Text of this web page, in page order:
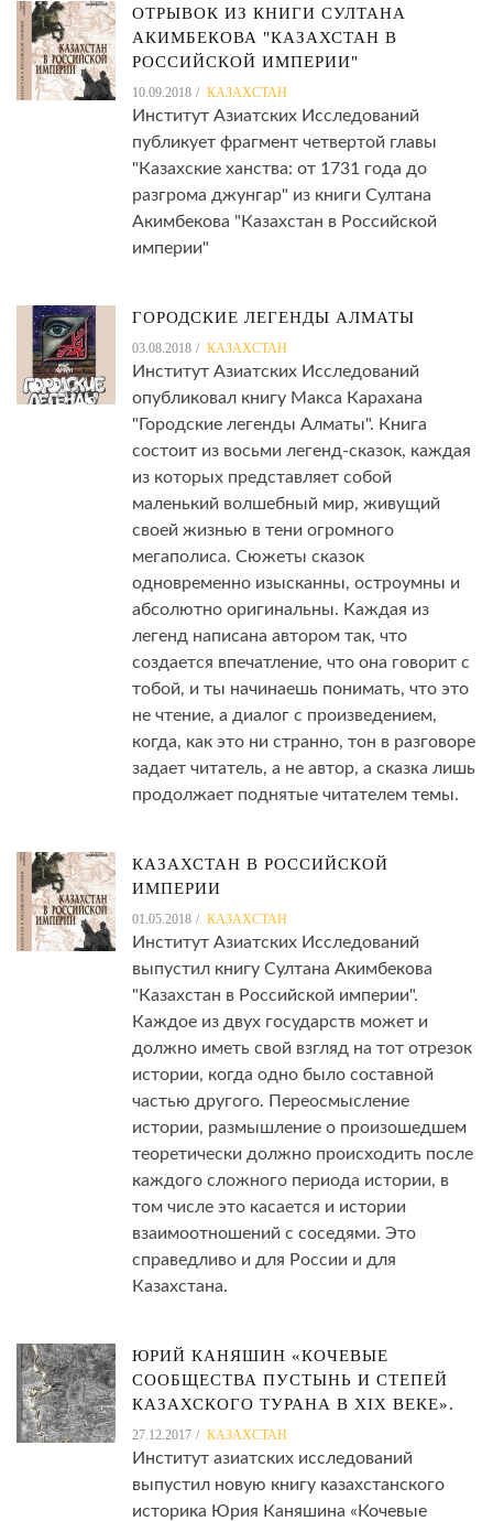
ОТРЫВОК ИЗ КНИГИ СУЛТАНА
АКИМБЕКОВА "КАЗАХСТАН В
РОССИЙСКОЙ ИМПЕРИИ"
10.09.2018 КАЗАХСТАН
Институт Азиатских Исследований
публикует фрагмент четвертой главы
"Казахские ханства: от 1731 года до
разгрома джунгар" из книги Султана
Акимбекова "Казахстан в Российской
империи"
ГОРОДСКИЕ ЛЕГЕНДЫ АЛМАТЫ
03.08.2018 КАЗАХСТАН
Институт Азиатских Исследований
опубликовал книгу Макса Карахана
"Городские легенды Алматы". Книга
состоит из восьми легенд-сказок, каждая
из которых представляет собой
маленький волшебный мир, живущий
своей жизнью в тени огромного
мегаполиса. Сюжеты сказок
одновременно изысканны, остроумны и
абсолютно оригинальны. Каждая из
легенд написана автором так, что
создается впечатление, что она говорит с
тобой, и ты начинаешь понимать, что это
не чтение, а диалог с произведением,
когда, как это ни странно, тон в разговоре
задает читатель, а не автор, а сказка лишь
продолжает поднятые читателем темы.
КАЗАХСТАН В РОССИЙСКОЙ
ИМПЕРИИ
01.05.2018 КАЗАХСТАН
Институт Азиатских Исследований
выпустил книгу Султана Акимбекова
"Казахстан в Российской империи".
Каждое из двух государств может и
должно иметь свой взгляд на тот отрезок
истории, когда одно было составной
частью другого. Переосмысление
истории, размышление о произошедшем
теоретически должно происходить после
каждого сложного периода истории, в
том числе это касается и истории
взаимоотношений с соседями. Это
справедливо и для России и для
Казахстана.
ЮРИЙ КАНЯШИН «КОЧЕВЫЕ
СООБЩЕСТВА ПУСТЫНЬ И СТЕПЕЙ
КАЗАХСКОГО ТУРАНА В XIX ВЕКЕ».
27.12.2017 КАЗАХСТАН
Институт азиатских исследований
выпустил новую книгу казахстанского
историка Юрия Каняшина «Кочевые